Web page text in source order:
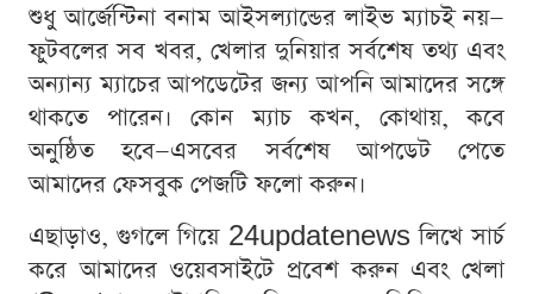
শুধু আর্জেন্টিনা বনাম আইসল্যান্ডের লাইভ ম্যাচই নয়—
ফুটবলের সব খবর, খেলার দুনিয়ার সর্বশেষ তথ্য এবং
অন্যান্য ম্যাচের আপডেটের জন্য আপনি আমাদের সঙ্গে
থাকতে পারেন। কোন ম্যাচ কখন, কোথায়, কবে
অনুষ্ঠিত হবে—এসবের সর্বশেষ আপডেট পেতে
আমাদের ফেসবুক পেজটি ফলো করুন।
এছাড়াও, গুগলে গিয়ে 24updatenews লিখে সার্চ
করে আমাদের ওয়েবসাইটে প্রবেশ করুন এবং খেলা